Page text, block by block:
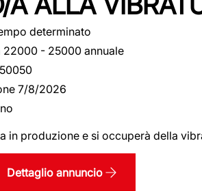
determinato
22000 - 25000 annuale
7/8/2026
in produzione e si occuperà della
Dettaglio annuncio